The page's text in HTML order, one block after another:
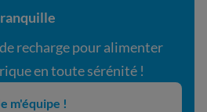
recharge pour alimenter
en toute sérénité !
m'équipe !